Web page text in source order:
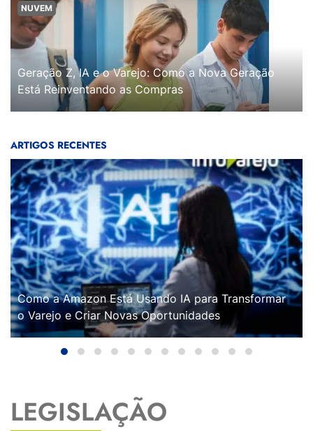
NUVEM
Geração Z, IA e o Varejo: Como a Nova Geração
Está Reinventando as Compras
ARTIGOS RECENTES
Como a Amazon Está Usando IA para Transformar
o Varejo e Criar Novas Oportunidades
LEGISLAÇÃO